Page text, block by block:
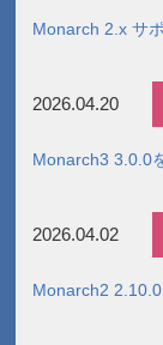
Monarch 2.x サ
2026.04.20
Monarch3 3.0.0
2026.04.02
Monarch2 2.10.0